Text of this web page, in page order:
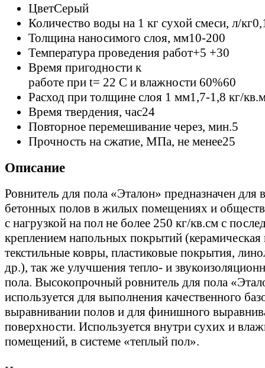
ЦветСерый
Количество воды на 1 кг сухой смеси, л/кг
Толщина наносимого слоя, мм10-200
Температура проведения работ+5 +30
Время пригодности к
работе при t= 22 C и влажности 60%60
Расход при толщине слоя 1 мм1,7-1,8 кг/
Время твердения, час24
Повторное перемешивание через, мин.5
Прочность на сжатие, МПа, не менее25
Описание
Ровнитель для пола «Эталон» предназначен для
бетонных полов в жилых помещениях и
с нагрузкой на пол не более 250 кг/кв.см с
креплением напольных покрытий (керамическая
текстильные ковры, пластиковые покрытия,
др.), так же улучшения тепло- и
пола. Высокопрочный ровнитель для пола
используется для выполнения качественного
выравнивании полов и для финишного
поверхности. Используется внутри сухих и
помещений, в системе «теплый пол».